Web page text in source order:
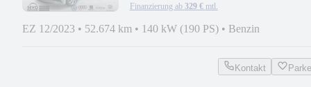
Finanzierung ab 329 € mtl.
EZ 12/2023 • 52.674 km • 140 kW (190 PS) • Benzin
Kontakt